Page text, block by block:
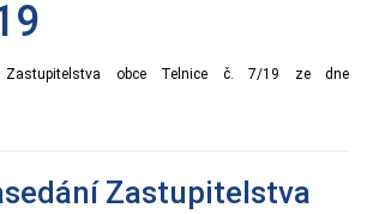
obce Telnice č. 7/19 ze dne
Zastupitelstva